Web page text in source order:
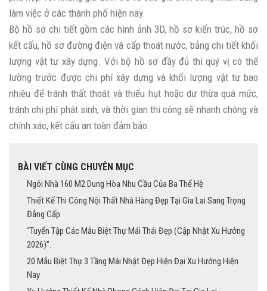
làm việc ở các thành phố hiện nay.
Bộ hồ sơ chi tiết gồm các hình ảnh 3D, hồ sơ kiến trúc, hồ sơ
kết cấu, hồ sơ đường điện và cấp thoát nước, bảng chi tiết khối
lượng vật tư xây dựng. Với bộ hồ sơ đầy đủ thì quý vị có thể
lường trước được chi phí xây dựng và khối lượng vật tư bao
nhiêu để tránh thất thoát và thiếu hụt hoặc dư thừa quá mức,
tránh chi phí phát sinh, và thời gian thi công sẽ nhanh chóng và
chính xác, kết cấu an toàn đảm bảo.
BÀI VIẾT CÙNG CHUYÊN MỤC
Ngôi Nhà 160 M2 Dung Hòa Nhu Cầu Của Ba Thế Hệ
Thiết Kế Thi Công Nội Thất Nhà Hàng Đẹp Tại Gia Lai Sang Trọng
Đẳng Cấp
“Tuyển Tập Các Mẫu Biệt Thự Mái Thái Đẹp (Cập Nhật Xu Hướng
2026)”.
20 Mẫu Biệt Thự 3 Tầng Mái Nhật Đẹp Hiện Đại Xu Hướng Hiện
Nay